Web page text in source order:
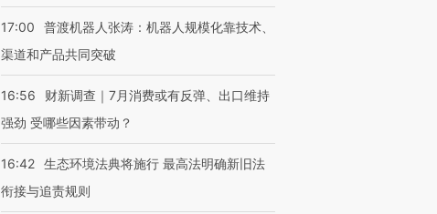
17:00
普渡机器人张涛：机器人规模化靠技术、
渠道和产品共同突破
16:56
财新调查｜7月消费或有反弹、出口维持
强劲 受哪些因素带动？
16:42 生态环境法典将施行 最高法明确新旧法
衔接与追责规则